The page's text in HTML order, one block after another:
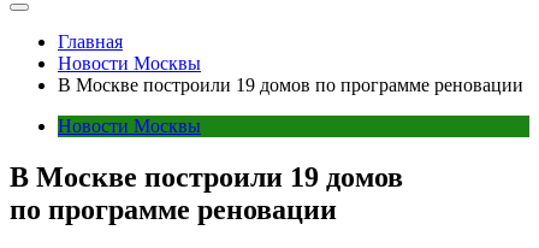
Главная
Новости Москвы
В Москве построили 19 домов по программе реновации
Новости Москвы
В Москве построили 19 домов
по программе реновации